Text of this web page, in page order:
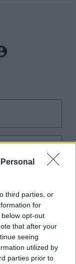
third parties, or
for
opt-out
that after your
seeing
utilized by
parties prior to
σχολιασμού
ΠΡΟΣΘΗΚΗ